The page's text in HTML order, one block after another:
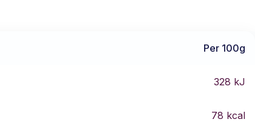
Per 100g
328 kJ
78 kcal